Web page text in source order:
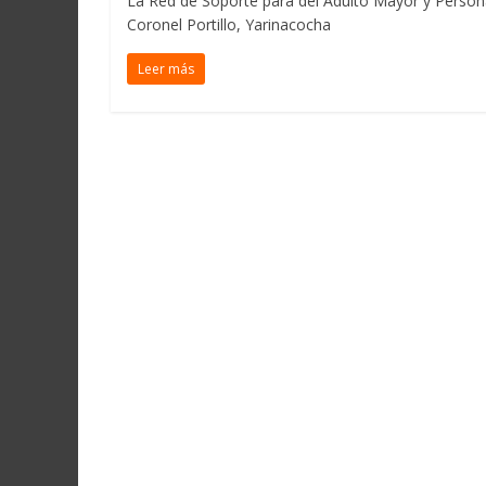
Coronel Portillo, Yarinacocha
Leer más